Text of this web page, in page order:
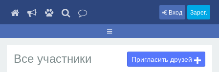
Вход Зарег.
Все участники Пригласить друзей